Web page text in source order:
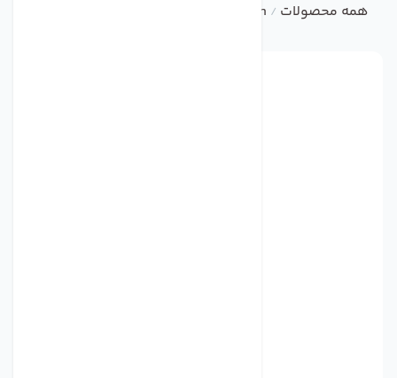
همه محصولات /
bvn